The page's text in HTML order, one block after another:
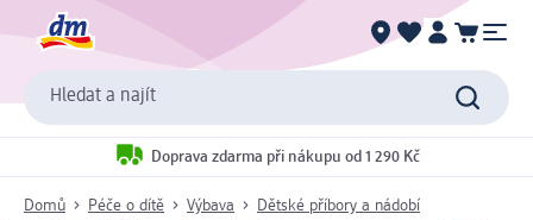
Hledat a najít
Doprava zdarma při nákupu od 1 290 Kč
Domů Péče o dítě Výbava Dětské příbory a nádobí